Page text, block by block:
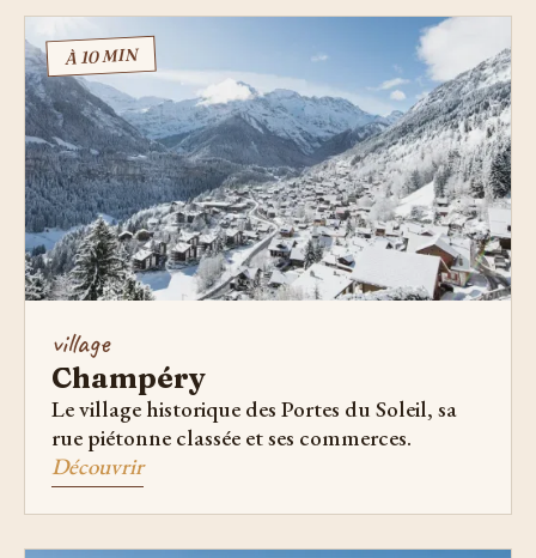
À 10 MIN
village
Champéry
Le village historique des Portes du Soleil, sa
rue piétonne classée et ses commerces.
Découvrir